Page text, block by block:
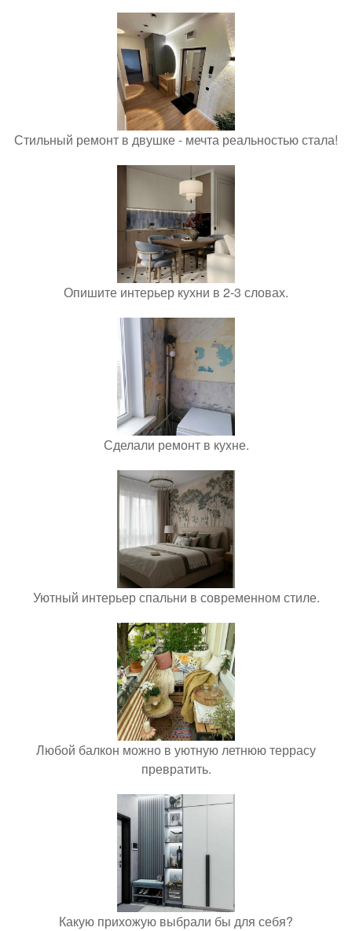
Стильный ремонт в двушке - мечта реальностью стала!
Опишите интерьер кухни в 2-3 словах.
Сделали ремонт в кухне.
Уютный интерьер спальни в современном стиле.
Любой балкон можно в уютную летнюю террасу
превратить.
Какую прихожую выбрали бы для себя?